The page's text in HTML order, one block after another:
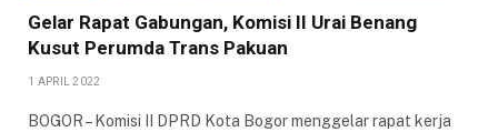
Gelar Rapat Gabungan, Komisi II Urai Benang
Kusut Perumda Trans Pakuan
1 APRIL 2022
BOGOR – Komisi II DPRD Kota Bogor menggelar rapat kerja